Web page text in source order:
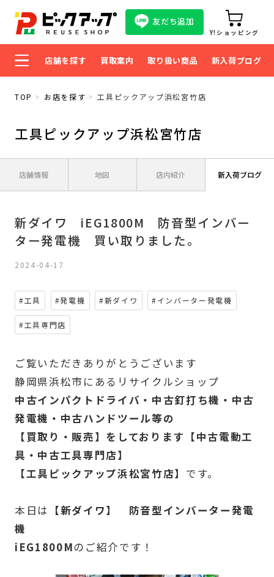
友だち追加
Y!ショッピング
店舗を探す 買取案内 取り扱い商品 新入荷ブログ
TOP お店を探す 工具ピックアップ浜松宮竹店
工具ピックアップ浜松宮竹店
店舗情報 地図 店内紹介 新入荷ブログ
新ダイワ iEG1800M 防音型インバー
ター発電機 買い取りました。
2024-04-17
#工具 #発電機 #新ダイワ #インバーター発電機
#工具専門店
ご覧いただきありがとうございます
静岡県浜松市にあるリサイクルショップ
中古インパクトドライバ・中古釘打ち機・中古
発電機・中古ハンドツール等の
【買取り・販売】をしております【中古電動工
具・中古工具専門店】
【工具ピックアップ浜松宮竹店】 です。
本日は 【新ダイワ】 防音型インバーター発電
機
iEG1800Mのご紹介です！